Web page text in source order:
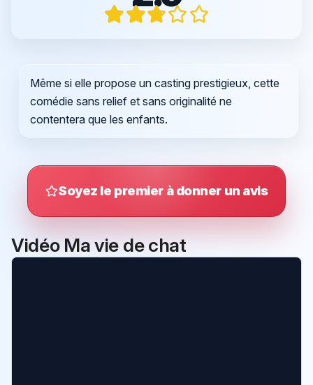
Même si elle propose un casting prestigieux, cette
comédie sans relief et sans originalité ne
contentera que les enfants.
Soyez le premier à donner un avis
Vidéo Ma vie de chat